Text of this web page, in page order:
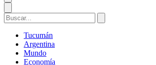
Tucumán
Argentina
Mundo
Economía